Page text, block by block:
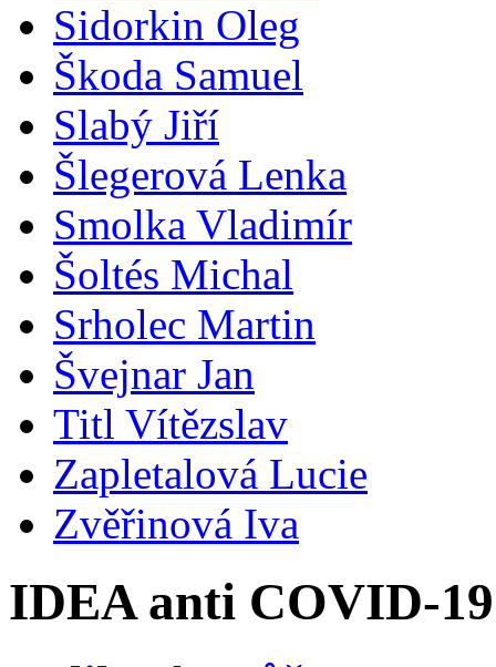
Sidorkin Oleg
Škoda Samuel
Slabý Jiří
Šlegerová Lenka
Smolka Vladimír
Šoltés Michal
Srholec Martin
Švejnar Jan
Titl Vítězslav
Zapletalová Lucie
Zvěřinová Iva
IDEA anti COVID-19